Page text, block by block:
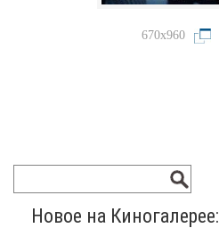
670x960
Новое на Киногалерее: